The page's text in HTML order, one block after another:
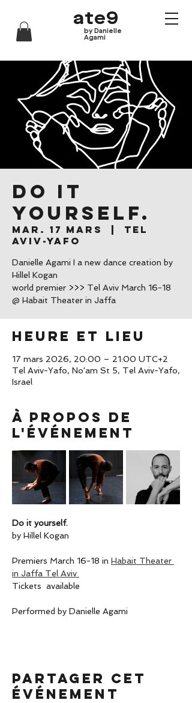
ate9
by Danielle
Agami
Do it
yourself.
mar. 17 mars
Tel
Aviv-Yafo
Danielle Agami I a new dance creation by
Hillel Kogan
world premier >>> Tel Aviv March 16-18
@ Habait Theater in Jaffa
Heure et lieu
17 mars 2026, 20:00 – 21:00 UTC+2
Tel Aviv-Yafo, No'am St 5, Tel Aviv-Yafo,
Israel
À propos de
l'événement
Do it yourself.
by Hillel Kogan
Premiers March 16-18 in Habait Theater
in Jaffa Tel Aviv
Tickets  available
Performed by Danielle Agami
Partager cet
événement